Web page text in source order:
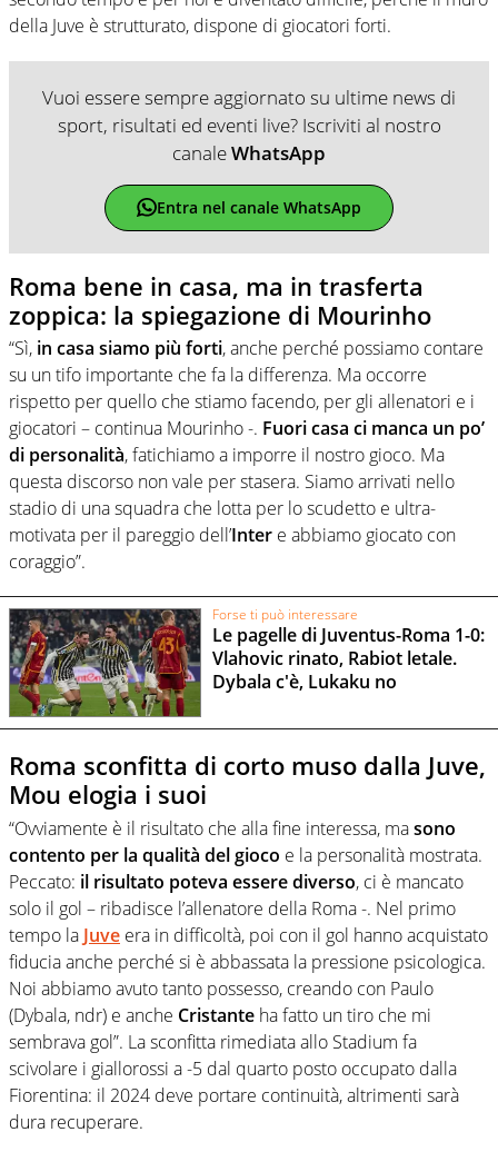
della Juve è strutturato, dispone di giocatori forti.
Vuoi essere sempre aggiornato su ultime news di
sport, risultati ed eventi live? Iscriviti al nostro
canaleWhatsApp
Entra nel canale WhatsApp
Roma bene in casa, ma in trasferta
zoppica: la spiegazione di Mourinho
“Sì, in casa siamo più forti, anche perché possiamo contare
su un tifo importante che fa la differenza. Ma occorre
rispetto per quello che stiamo facendo, per gli allenatori e i
giocatori – continua Mourinho -. Fuori casa ci manca un po’
di personalità, fatichiamo a imporre il nostro gioco. Ma
questa discorso non vale per stasera. Siamo arrivati nello
stadio di una squadra che lotta per lo scudetto e ultra-
motivata per il pareggio dell’Inter e abbiamo giocato con
coraggio”.
Forse ti può interessare
Le pagelle di Juventus-Roma 1-0:
Vlahovic rinato, Rabiot letale.
Dybala c'è, Lukaku no
Roma sconfitta di corto muso dalla Juve,
Mou elogia i suoi
“Ovviamente è il risultato che alla fine interessa, masono
contento per la qualità del gioco e la personalità mostrata.
Peccato: il risultato poteva essere diverso, ci è mancato
solo il gol – ribadisce l’allenatore della Roma -. Nel primo
tempo la Juve era in difficoltà, poi con il gol hanno acquistato
fiducia anche perché si è abbassata la pressione psicologica.
Noi abbiamo avuto tanto possesso, creando con Paulo
(Dybala, ndr) e anche Cristante ha fatto un tiro che mi
sembrava gol”. La sconfitta rimediata allo Stadium fa
scivolare i giallorossi a -5 dal quarto posto occupato dalla
Fiorentina: il 2024 deve portare continuità, altrimenti sarà
dura recuperare.